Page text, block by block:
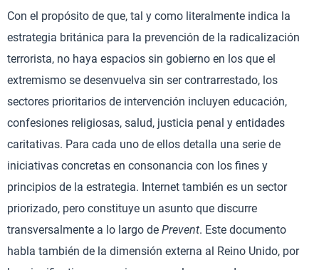
Con el propósito de que, tal y como literalmente indica la
estrategia británica para la prevención de la radicalización
terrorista, no haya espacios sin gobierno en los que el
extremismo se desenvuelva sin ser contrarrestado, los
sectores prioritarios de intervención incluyen educación,
confesiones religiosas, salud, justicia penal y entidades
caritativas. Para cada uno de ellos detalla una serie de
iniciativas concretas en consonancia con los fines y
principios de la estrategia. Internet también es un sector
priorizado, pero constituye un asunto que discurre
transversalmente a lo largo de Prevent. Este documento
habla también de la dimensión externa al Reino Unido, por